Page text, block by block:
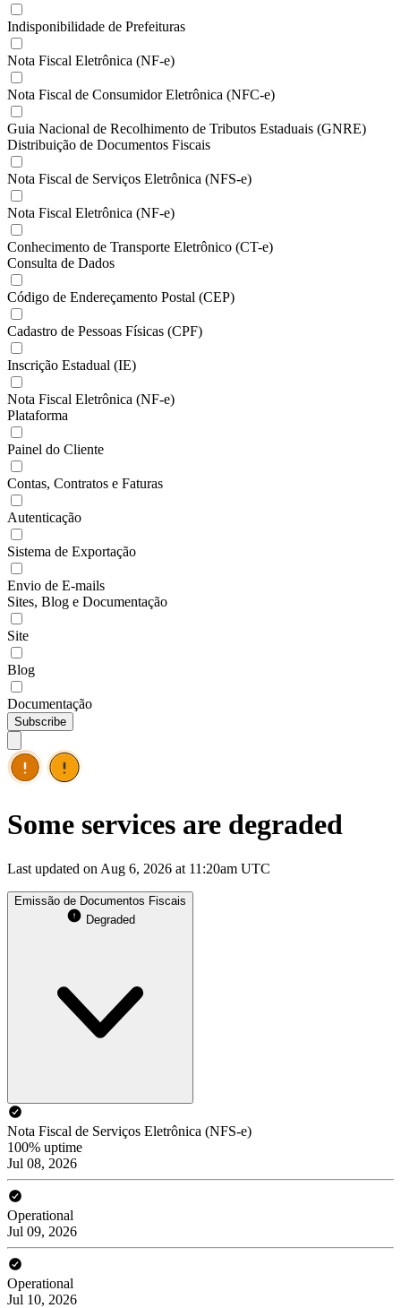
Indisponibilidade de Prefeituras
Nota Fiscal Eletrônica (NF-e)
Nota Fiscal de Consumidor Eletrônica (NFC-e)
Guia Nacional de Recolhimento de Tributos Estaduais (GNRE)
Distribuição de Documentos Fiscais
Nota Fiscal de Serviços Eletrônica (NFS-e)
Nota Fiscal Eletrônica (NF-e)
Conhecimento de Transporte Eletrônico (CT-e)
Consulta de Dados
Código de Endereçamento Postal (CEP)
Cadastro de Pessoas Físicas (CPF)
Inscrição Estadual (IE)
Nota Fiscal Eletrônica (NF-e)
Plataforma
Painel do Cliente
Contas, Contratos e Faturas
Autenticação
Sistema de Exportação
Envio de E-mails
Sites, Blog e Documentação
Site
Blog
Documentação
Subscribe
Some services are degraded
Last updated on Aug 6, 2026 at 11:20am UTC
Emissão de Documentos Fiscais
Degraded
Nota Fiscal de Serviços Eletrônica (NFS-e)
100% uptime
Jul 08, 2026
Operational
Jul 09, 2026
Operational
Jul 10, 2026